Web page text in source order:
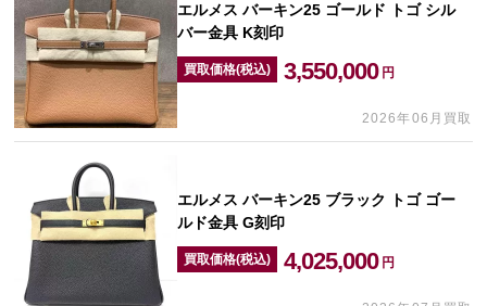
エルメス バーキン25 ゴールド トゴ シル
バー金具 K刻印
買取価格(税込) 3,550,000 円
2026年06月買取
エルメス バーキン25 ブラック トゴ ゴー
ルド金具 G刻印
買取価格(税込) 4,025,000 円